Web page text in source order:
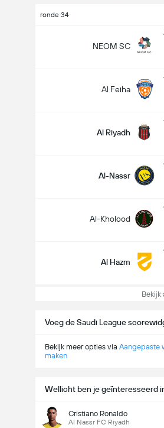
ronde 34
NEOM SC
Al Feiha
Al Riyadh
Al-Nassr
Al-Kholood
Al Hazm
Bekijk
Voeg de Saudi League
Bekijk meer opties via Aangepaste
maken
Wellicht ben je geïnteresseerd
Cristiano Ronaldo
Al Nassr FC Riyadh